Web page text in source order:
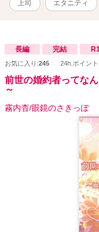
上司 エタニティ
長編 完結
お気に入り:245 24h.ポイント
前世の婚約者ってな
～
霧内杳/眼鏡のさきっぽ